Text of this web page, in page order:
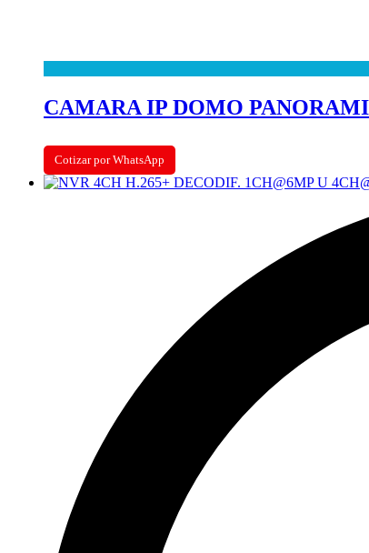
CAMARA IP DOMO
Cotizar por WhatsApp